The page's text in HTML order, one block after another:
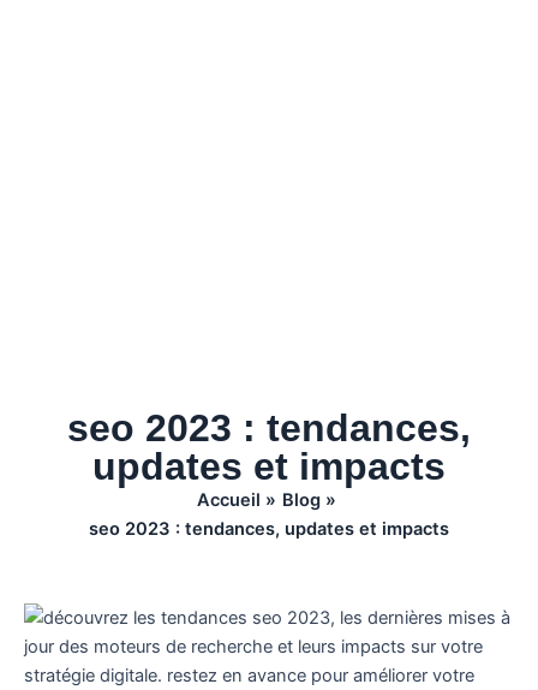
seo 2023 : tendances,
updates et impacts
Accueil
Blog
seo 2023 : tendances, updates et impacts